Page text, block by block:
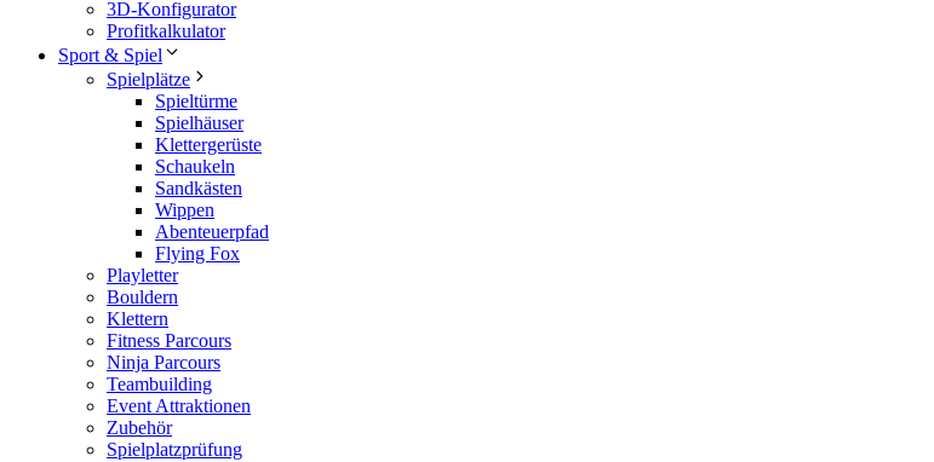
3D-Konfigurator
Profitkalkulator
Sport & Spiel
Spielplätze
Spieltürme
Spielhäuser
Klettergerüste
Schaukeln
Sandkästen
Wippen
Abenteuerpfad
Flying Fox
Playletter
Bouldern
Klettern
Fitness Parcours
Ninja Parcours
Teambuilding
Event Attraktionen
Zubehör
Spielplatzprüfung